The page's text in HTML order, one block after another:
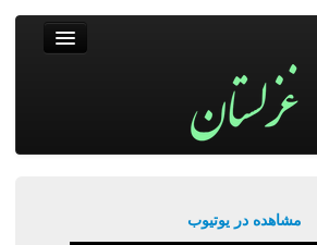
مشاهده در یوتیوب